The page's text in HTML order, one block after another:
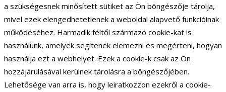
a szükségesnek minősített sütiket az Ön böngészője tárolja,
mivel ezek elengedhetetlenek a weboldal alapvető funkcióinak
működéséhez. Harmadik féltől származó cookie-kat is
használunk, amelyek segítenek elemezni és megérteni, hogyan
használja ezt a webhelyet. Ezek a cookie-k csak az Ön
hozzájárulásával kerülnek tárolásra a böngészőjében.
Lehetősége van arra is, hogy leiratkozzon ezekről a cookie-